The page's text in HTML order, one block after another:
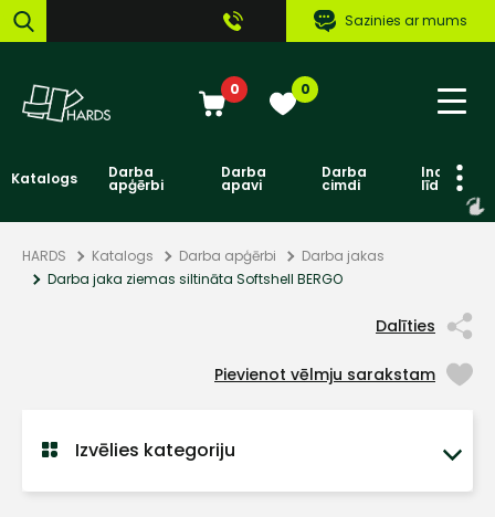
Sazinies ar mums
0 0
Katalogs Darba
apģērbi
Darba
apavi
Darba
cimdi līdzekļi
HARDS Katalogs Darba apģērbi
Darba jakas
Darba jaka ziemas siltināta Softshell BERGO
Dalīties
Pievienot vēlmju sarakstam
Izvēlies kategoriju